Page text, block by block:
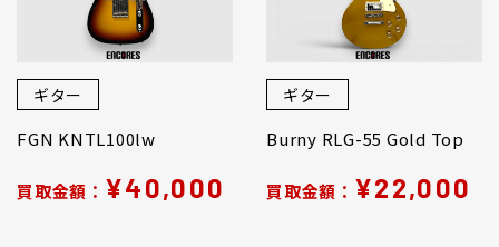
ギター
FGN KNTL100lw
買取金額： ¥40,000
ギター
Burny RLG-55 Gold Top
買取金額： ¥22,000